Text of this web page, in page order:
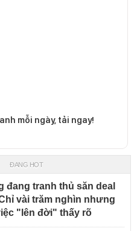
mỗi ngày, tải ngay!
ĐANG HOT
đang tranh thủ săn deal
vài trăm nghìn nhưng
"lên đời" thấy rõ